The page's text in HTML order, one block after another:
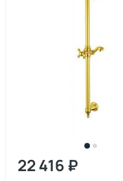
22 416 ₽